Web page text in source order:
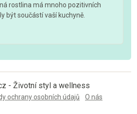
rostlina má mnoho pozitivních
být součástí vaší kuchyně.
- Životní styl a wellness
ochrany osobních údajů O nás